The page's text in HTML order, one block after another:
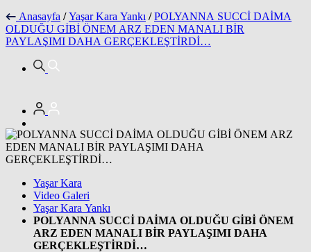
Anasayfa / Yaşar Kara Yankı / POLYANNA SUCCİ DAİMA
OLDUĞU GİBİ ÖNEM ARZ EDEN MANALI BİR
PAYLAŞIMI DAHA GERÇEKLEŞTİRDİ…
Yaşar Kara
Video Galeri
Yaşar Kara Yankı
POLYANNA SUCCİ DAİMA OLDUĞU GİBİ ÖNEM
ARZ EDEN MANALI BİR PAYLAŞIMI DAHA
GERÇEKLEŞTİRDİ…